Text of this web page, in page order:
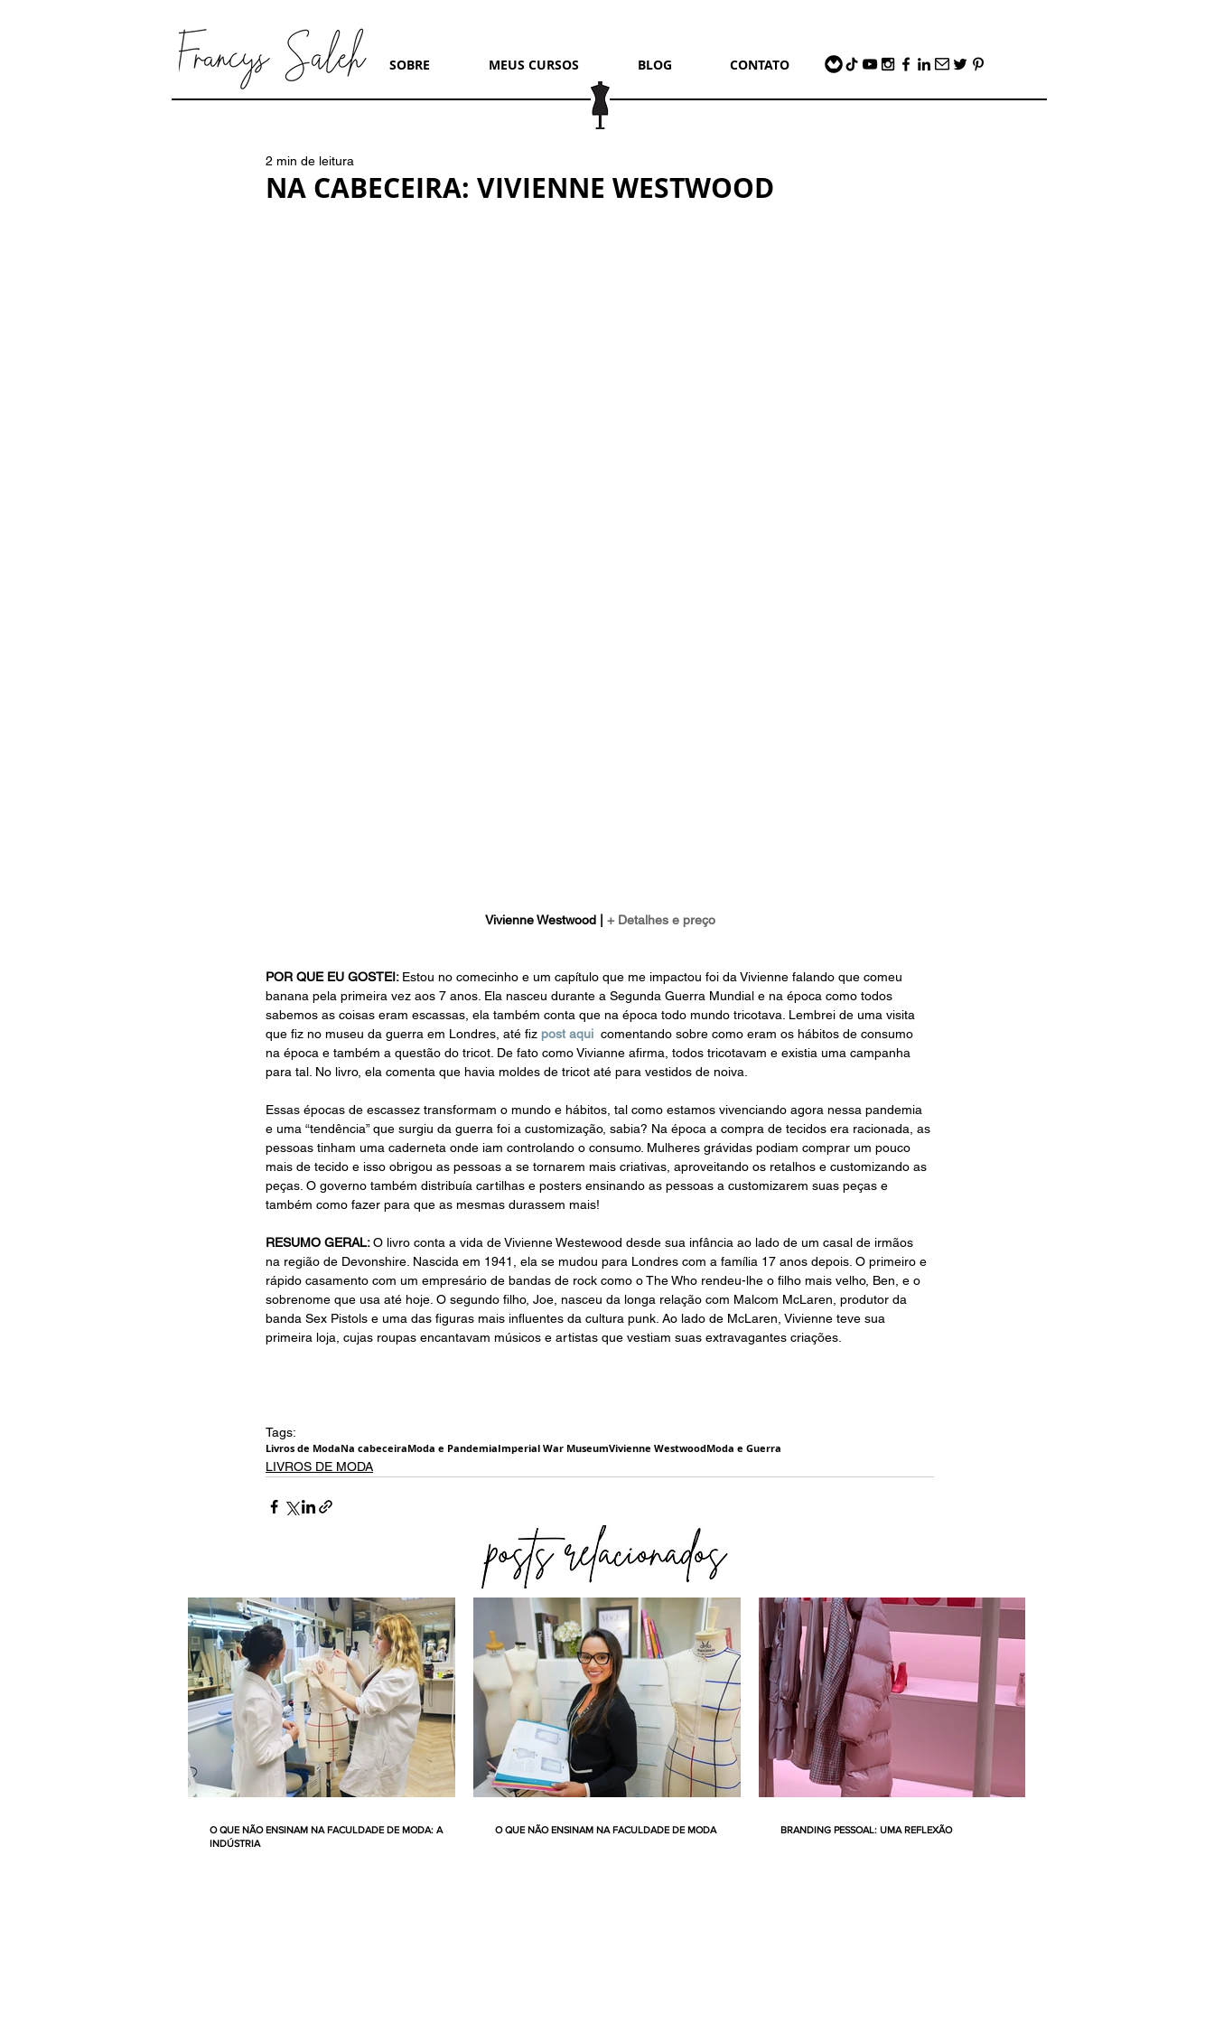
SOBRE MEUS CURSOS BLOG CONTATO
NA CABECEIRA: VIVIENNE WESTWOOD
2 min de leitura
Vivienne Westwood | + Detalhes e preço
POR QUE EU GOSTEI: Estou no comecinho e um capítulo que me impactou foi da Vivienne falando que comeu
banana pela primeira vez aos 7 anos. Ela nasceu durante a Segunda Guerra Mundial e na época como todos
sabemos as coisas eram escassas, ela também conta que na época todo mundo tricotava. Lembrei de uma visita
que fiz no museu da guerra em Londres, até fiz post aqui
  comentando sobre como eram os hábitos de consumo
na época e também a questão do tricot. De fato como Vivianne afirma, todos tricotavam e existia uma campanha
para tal. No livro, ela comenta que havia moldes de tricot até para vestidos de noiva.
Essas épocas de escassez transformam o mundo e hábitos, tal como estamos vivenciando agora nessa pandemia
e uma “tendência” que surgiu da guerra foi a customização, sabia? Na época a compra de tecidos era racionada, as
pessoas tinham uma caderneta onde iam controlando o consumo. Mulheres grávidas podiam comprar um pouco
mais de tecido e isso obrigou as pessoas a se tornarem mais criativas, aproveitando os retalhos e customizando as
peças. O governo também distribuía cartilhas e posters ensinando as pessoas a customizarem suas peças e
também como fazer para que as mesmas durassem mais!
RESUMO GERAL: O livro conta a vida de Vivienne Westewood desde sua infância ao lado de um casal de irmãos
na região de Devonshire. Nascida em 1941, ela se mudou para Londres com a família 17 anos depois. O primeiro e
rápido casamento com um empresário de bandas de rock como o The Who rendeu-lhe o filho mais velho, Ben, e o
sobrenome que usa até hoje. O segundo filho, Joe, nasceu da longa relação com Malcom McLaren, produtor da
banda Sex Pistols e uma das figuras mais influentes da cultura punk. Ao lado de McLaren, Vivienne teve sua
primeira loja, cujas roupas encantavam músicos e artistas que vestiam suas extravagantes criações.
Tags:
Livros de ModaNa cabeceiraModa e PandemiaImperial War MuseumVivienne WestwoodModa e Guerra
LIVROS DE MODA
O QUE NÃO ENSINAM NA FACULDADE DE MODA: A
INDÚSTRIA
O QUE NÃO ENSINAM NA FACULDADE DE MODA BRANDING PESSOAL: UMA REFLEXÃO